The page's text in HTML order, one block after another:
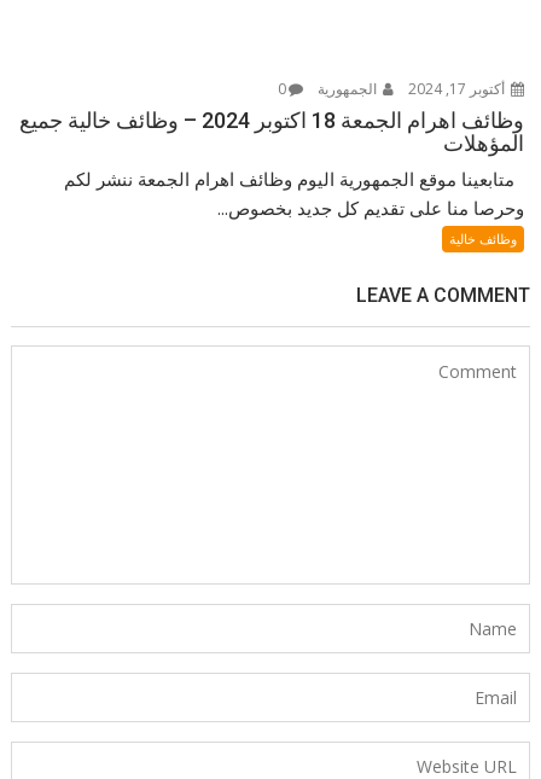
أكتوبر 17, 2024 الجمهورية 0
وظائف اهرام الجمعة 18 اكتوبر 2024 – وظائف خالية جميع
المؤهلات
متابعينا موقع الجمهورية اليوم وظائف اهرام الجمعة ننشر لكم
وحرصا منا على تقديم كل جديد بخصوص...
وظائف خالية
LEAVE A COMMENT